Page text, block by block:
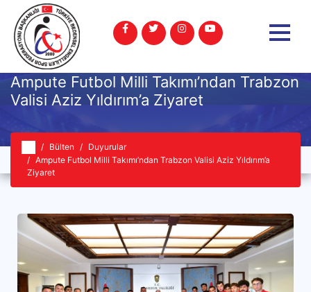
Ampute Futbol Milli Takımı’ndan Trabzon
Valisi Aziz Yıldırım’a Ziyaret
Bülten
Duyurular
Ampute Futbol Milli Takımı’ndan Trabzon Valisi Aziz Yıldırım’a
Ziyaret